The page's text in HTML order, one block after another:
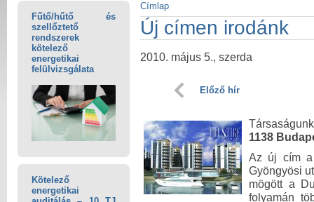
Fűtő/hűtő és
szellőztető
rendszerek
kötelező
energetikai
felülvizsgálata
Kötelező
energetikai
Jelenlegi hely
Címlap
Új címen irodánk
2010. május 5., szerda
Előző hír
1138
Az új cím a
Gyöngyösi
mögött a
folyamán